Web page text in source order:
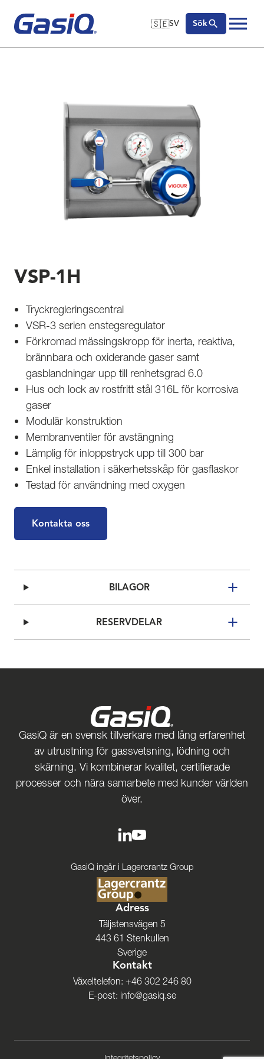
Hoppa till innehåll
🇸🇪SV
🇬🇧English
Sök
VSP-1H
Tryckregleringscentral
VSR-3 serien enstegsregulator
Förkromad mässingskropp för inerta, reaktiva,
brännbara och oxiderande gaser samt
gasblandningar upp till renhetsgrad 6.0
Hus och lock av rostfritt stål 316L för korrosiva
gaser
Modulär konstruktion
Membranventiler för avstängning
Lämplig för inloppstryck upp till 300 bar
Enkel installation i säkerhetsskåp för gasflaskor
Testad för användning med oxygen
Kontakta oss
BILAGOR
RESERVDELAR
GasiQ är en svensk tillverkare med lång erfarenhet
av utrustning för gassvetsning, lödning och
skärning. Vi kombinerar kvalitet, certifierade
processer och nära samarbete med kunder världen
över.
GasiQ ingår i Lagercrantz Group
Adress
Täljstensvägen 5
443 61 Stenkullen
Sverige
Kontakt
Växeltelefon: +46 302 246 80
E-post: info@gasiq.se